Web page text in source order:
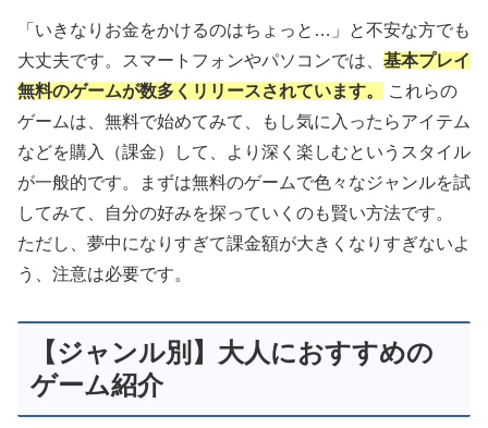
「いきなりお金をかけるのはちょっと…」と不安な方でも
大丈夫です。スマートフォンやパソコンでは、 基本プレイ
無料のゲームが数多くリリースされています。
これらの
ゲームは、無料で始めてみて、もし気に入ったらアイテム
などを購入（課金）して、より深く楽しむというスタイル
が一般的です。まずは無料のゲームで色々なジャンルを試
してみて、自分の好みを探っていくのも賢い方法です。
ただし、夢中になりすぎて課金額が大きくなりすぎないよ
う、注意は必要です。
【ジャンル別】大人におすすめの
ゲーム紹介